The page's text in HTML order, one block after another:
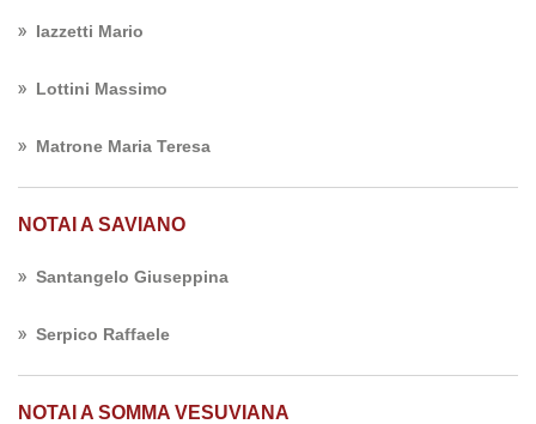
Iazzetti Mario
Lottini Massimo
Matrone Maria Teresa
NOTAI A SAVIANO
Santangelo Giuseppina
Serpico Raffaele
NOTAI A SOMMA VESUVIANA